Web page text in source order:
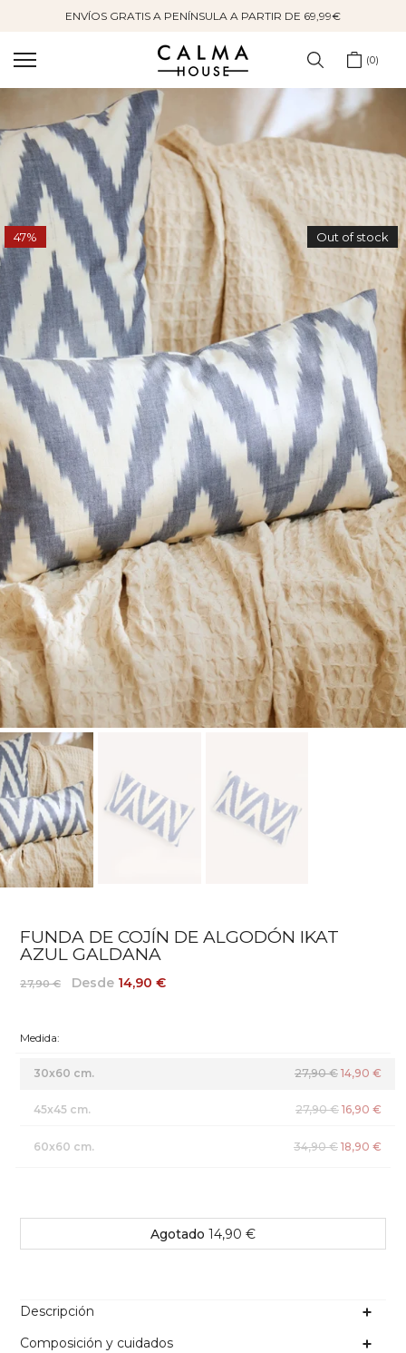
contenido
ENVÍOS GRATIS A PENÍNSULA A PARTIR DE 69,99€
0
Out of stock
47%
FUNDA DE COJÍN DE ALGODÓN IKAT
AZUL GALDANA
27,90 € Desde 14,90 €
Medida:
30x60 cm. 27,90 € 14,90 €
45x45 cm. 27,90 € 16,90 €
60x60 cm. 34,90 € 18,90 €
Agotado 14,90 €
Descripción
Composición y cuidados